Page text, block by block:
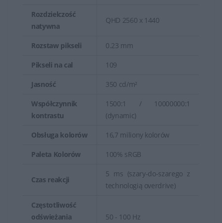
Rozdzielczość
natywna
QHD 2560 x 1440
Rozstaw pikseli 0.23 mm
Pikseli na cal 109
Jasność 350 cd/m²
Współczynnik
kontrastu
1500:1 / 10000000:1
(dynamic)
Obsługa kolorów 16,7 miliony kolorów
Paleta Kolorów 100% sRGB
Czas reakcji
5 ms (szary-do-szarego z
technologią overdrive)
Częstotliwość
odświeżania
50 - 100 Hz